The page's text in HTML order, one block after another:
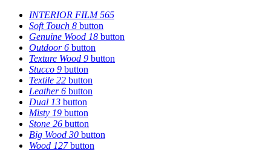
INTERIOR FILM565
Soft Touch 8 button
Genuine Wood 18 button
Outdoor6 button
Texture Wood 9 button
Stucco 9 button
Textile 22 button
Leather6 button
Dual 13 button
Misty 19 button
Stone 26 button
Big Wood 30 button
Wood 127 button